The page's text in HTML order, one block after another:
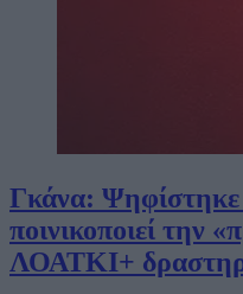
Γκάνα: Ψηφίστηκε
ποινικοποιεί την
ΛΟΑΤΚΙ+